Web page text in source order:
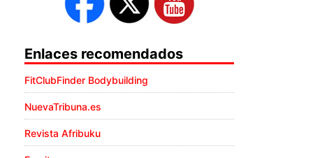
Enlaces recomendados
FitClubFinder Bodybuilding
NuevaTribuna.es
Revista Afribuku